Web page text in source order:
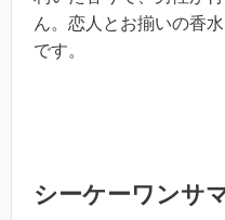
ん。恋人とお揃いの香
です。
シーケーワンサ